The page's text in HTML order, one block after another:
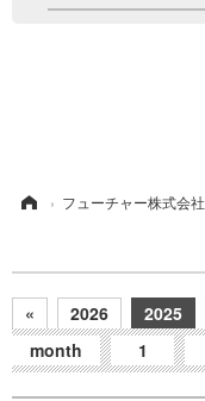
› フューチャー株式会社
« 2026 2025
month
1